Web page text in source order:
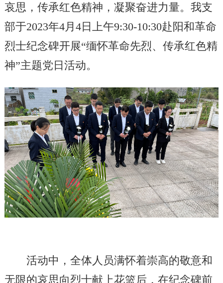
哀思，传承红色精神，凝聚奋进力量。 我支
部于2023年4月 4日上午9:30-10:30赴 阳和革命
烈士纪念碑开展“缅怀革命先烈、 传承红色精
神”主题党日活动。
活动中，全体人员满怀着崇高的敬意和
无限的哀思向烈士献上花篮后 ，在纪念碑前